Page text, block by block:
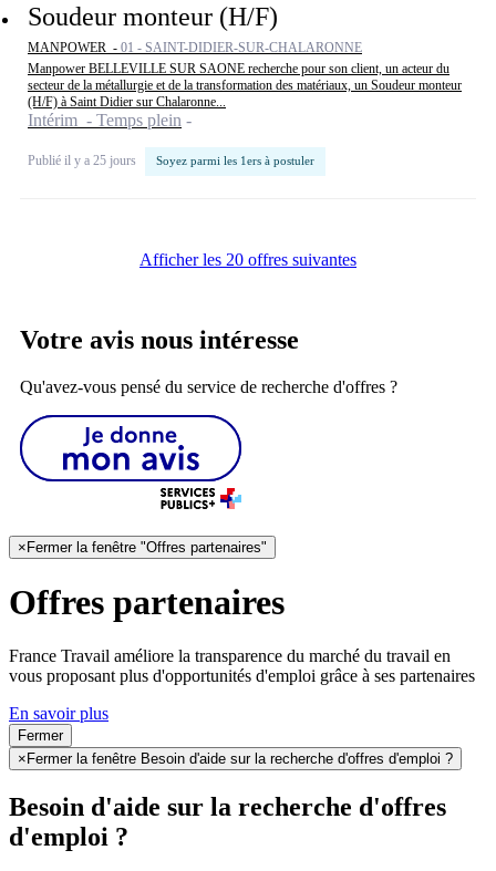
Soudeur monteur (H/F)
MANPOWER - 01 - SAINT-DIDIER-SUR-CHALARONNE
Manpower BELLEVILLE SUR SAONE recherche pour son client, un acteur du
secteur de la métallurgie et de la transformation des matériaux, un Soudeur monteur
(H/F) à Saint Didier sur Chalaronne...
Intérim - Temps plein
Publié il y a 25 jours Soyez parmi les 1ers à postuler
Afficher les 20 offres suivantes
Votre avis nous intéresse
Qu'avez-vous pensé du service de recherche d'offres ?
×Fermer la fenêtre "Offres partenaires"
Offres partenaires
France Travail améliore la transparence du marché du travail en
vous proposant plus d'opportunités d'emploi grâce à ses partenaires
En savoir plus
Fermer
× Fermer la fenêtre Besoin d'aide sur la recherche d'offres d'emploi ?
Besoin d'aide sur la recherche d'offres
d'emploi ?